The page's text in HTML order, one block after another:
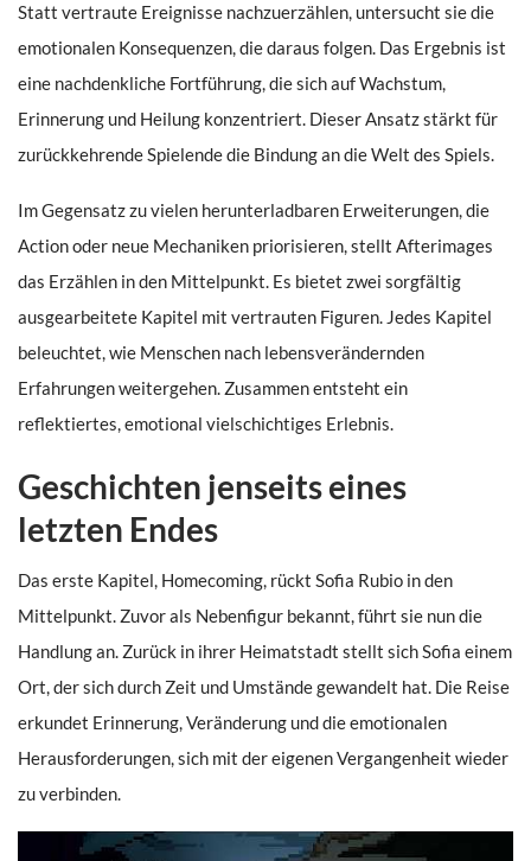
Statt vertraute Ereignisse nachzuerzählen, untersucht sie die
emotionalen Konsequenzen, die daraus folgen. Das Ergebnis ist
eine nachdenkliche Fortführung, die sich auf Wachstum,
Erinnerung und Heilung konzentriert. Dieser Ansatz stärkt für
zurückkehrende Spielende die Bindung an die Welt des Spiels.
Im Gegensatz zu vielen herunterladbaren Erweiterungen, die
Action oder neue Mechaniken priorisieren, stellt Afterimages
das Erzählen in den Mittelpunkt. Es bietet zwei sorgfältig
ausgearbeitete Kapitel mit vertrauten Figuren. Jedes Kapitel
beleuchtet, wie Menschen nach lebensverändernden
Erfahrungen weitergehen. Zusammen entsteht ein
reflektiertes, emotional vielschichtiges Erlebnis.
Geschichten jenseits eines
letzten Endes
Das erste Kapitel, Homecoming, rückt Sofia Rubio in den
Mittelpunkt. Zuvor als Nebenfigur bekannt, führt sie nun die
Handlung an. Zurück in ihrer Heimatstadt stellt sich Sofia einem
Ort, der sich durch Zeit und Umstände gewandelt hat. Die Reise
erkundet Erinnerung, Veränderung und die emotionalen
Herausforderungen, sich mit der eigenen Vergangenheit wieder
zu verbinden.